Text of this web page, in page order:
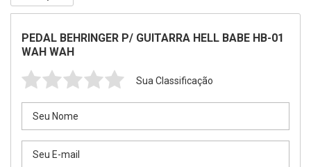
PEDAL BEHRINGER P/ GUITARRA HELL BABE HB-01
WAH WAH
Sua Classificação